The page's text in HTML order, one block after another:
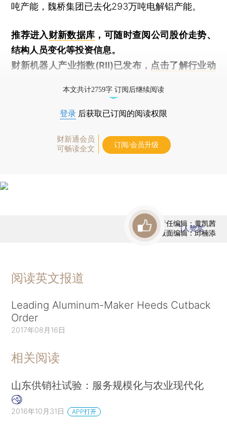
吨产能，魏桥集团已去化293万吨电解铝产能。
推荐进入财新数据库 ，可随时查阅公司股价走势、
结构人员变化等投资信息。
财新机器人产业指数(RII)已发布， 点击了解行业动
本文共计2759字 订阅后继续阅读
登录 后获取已订阅的阅读权限
财新通会员
可畅读全文
订阅/会员升级
责任编辑：黄凯茜
版面编辑：邱楠添
1人赞赏
阅读英文报道
Leading Aluminum-Maker Heeds Cutback
Order
2017年08月16日
相关阅读
山东供销社试验：服务规模化与农业现代化
2016年10月31日 APP打开